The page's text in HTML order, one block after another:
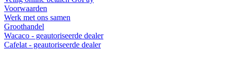
Voorwaarden
Werk met ons samen
Groothandel
Wacaco - geautoriseerde dealer
Cafelat - geautoriseerde dealer